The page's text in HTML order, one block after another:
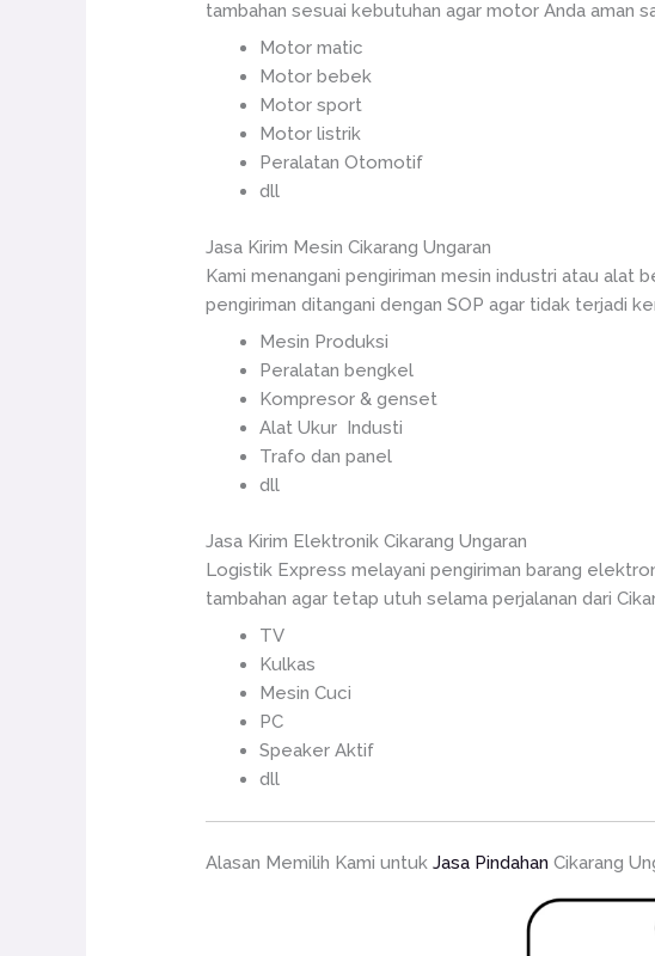
tambahan sesuai kebutuhan agar motor Anda aman
Motor matic
Motor bebek
Motor sport
Motor listrik
Peralatan Otomotif
dll
Jasa Kirim Mesin Cikarang Ungaran
Kami menangani pengiriman mesin industri atau alat
pengiriman ditangani dengan SOP agar tidak terjadi
Mesin Produksi
Peralatan bengkel
Kompresor & genset
Alat Ukur Industi
Trafo dan panel
dll
Jasa Kirim Elektronik Cikarang Ungaran
Logistik Express melayani pengiriman barang
tambahan agar tetap utuh selama perjalanan dari
TV
Kulkas
Mesin Cuci
PC
Speaker Aktif
dll
Alasan Memilih Kami untukJasa Pindahan Cikarang